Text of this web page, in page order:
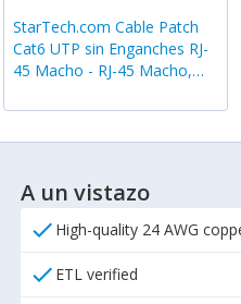
StarTech.com Cable Patch
Cat6 UTP sin Enganches RJ-
45 Macho - RJ-45 Macho,
A un vistazo
check High-quality 24 AWG
check ETL verified